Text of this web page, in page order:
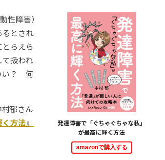
発達障害で「ぐちゃぐちゃな私」
が最高に輝く方法
amazonで購入する
性障害）
とされ
らえら
扱われ
い？ 何
郁さん
方法』